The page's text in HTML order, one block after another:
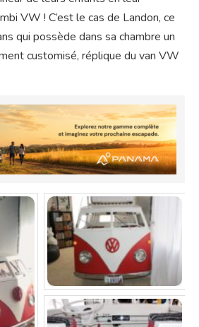
VW ! C’est le cas de Landon, ce
qui possède dans sa chambre un
customisé, réplique du van VW